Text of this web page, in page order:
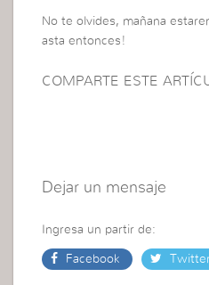
No te olvides, mañana
asta entonces!
COMPARTE ESTE
Dejar un mensaje
Ingresa un partir de:
Facebook